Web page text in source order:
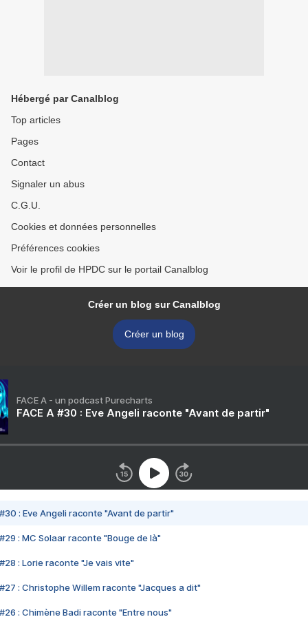
Hébergé par Canalblog
Top articles
Pages
Contact
Signaler un abus
C.G.U.
Cookies et données personnelles
Préférences cookies
Voir le profil de HPDC sur le portail Canalblog
Créer un blog sur Canalblog
Créer un blog
FACE A - un podcast Purecharts
FACE A #30 : Eve Angeli raconte "Avant de partir"
#30 : Eve Angeli raconte "Avant de partir"
#29 : MC Solaar raconte "Bouge de là"
#28 : Lorie raconte "Je vais vite"
#27 : Christophe Willem raconte "Jacques a dit"
#26 : Chimène Badi raconte "Entre nous"